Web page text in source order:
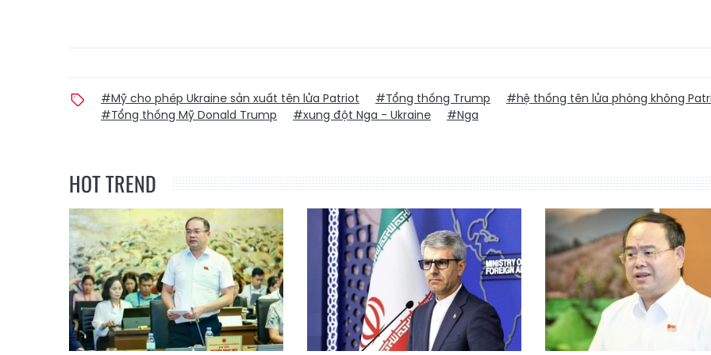
#Mỹ cho phép Ukraine sản xuất tên lửa Patriot #Tổng thống Trump
#hệ thống tên lửa phòng không
#Tổng thống Mỹ Donald Trump
#xung đột Nga - Ukraine #Nga
HOT TREND